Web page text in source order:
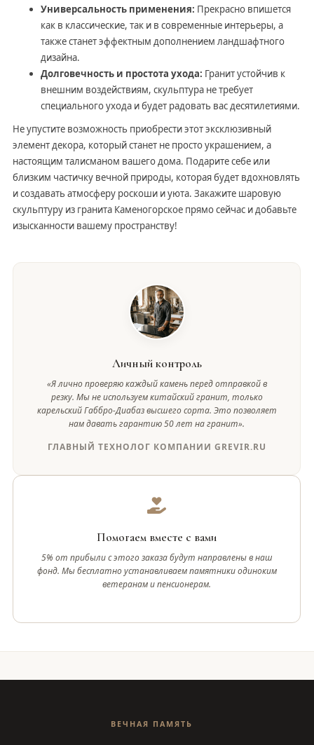
Универсальность применения: Прекрасно впишется
как в классические, так и в современные интерьеры, а
также станет эффектным дополнением ландшафтного
дизайна.
Долговечность и простота ухода: Гранит устойчив к
внешним воздействиям, скульптура не требует
специального ухода и будет радовать вас десятилетиями.
Не упустите возможность приобрести этот эксклюзивный
элемент декора, который станет не просто украшением, а
настоящим талисманом вашего дома. Подарите себе или
близким частичку вечной природы, которая будет вдохновлять
и создавать атмосферу роскоши и уюта. Закажите шаровую
скульптуру из гранита Каменогорское прямо сейчас и добавьте
изысканности вашему пространству!
Личный контроль
«Я лично проверяю каждый камень перед отправкой в
резку. Мы не используем китайский гранит, только
карельский Габбро-Диабаз высшего сорта. Это позволяет
нам давать гарантию 50 лет на гранит».
ГЛАВНЫЙ ТЕХНОЛОГ КОМПАНИИ GREVIR.RU
Помогаем вместе с вами
5% от прибыли с этого заказа будут направлены в наш
фонд. Мы бесплатно устанавливаем памятники одиноким
ветеранам и пенсионерам.
ВЕЧНАЯ ПАМЯТЬ